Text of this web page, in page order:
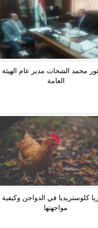
محمد الشحات مدير عام الهيئة
العامة
كلوستريديا في الدواجن وكيفية
مواجهتها